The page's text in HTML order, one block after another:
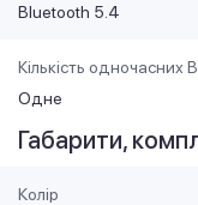
Bluetooth 5.4
Кількість
Одне
Габарити,
Колір